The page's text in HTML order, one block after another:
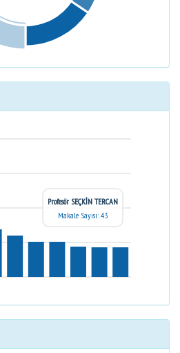
Profesör SEÇKİN TERCAN
Makale Sayısı: 43